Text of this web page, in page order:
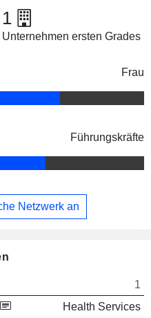
1
Unternehmen ersten Grades
Frau
Führungskräfte
Netzwerk an
1
Health Services